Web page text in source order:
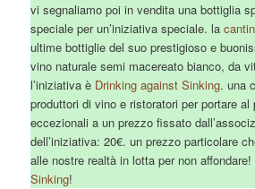
vi segnaliamo poi in vendita una bottiglia
speciale per un’iniziativa speciale. la
ultime bottiglie del suo prestigioso e
vino naturale semi macereato bianco, da
l’iniziativa è Drinking against Sinking. una
produttori di vino e ristoratori per portare al
eccezionali a un prezzo fissato
dell’iniziativa: 20€. un prezzo particolare
alle nostre realtà in lotta per non affondare!
Sinking!